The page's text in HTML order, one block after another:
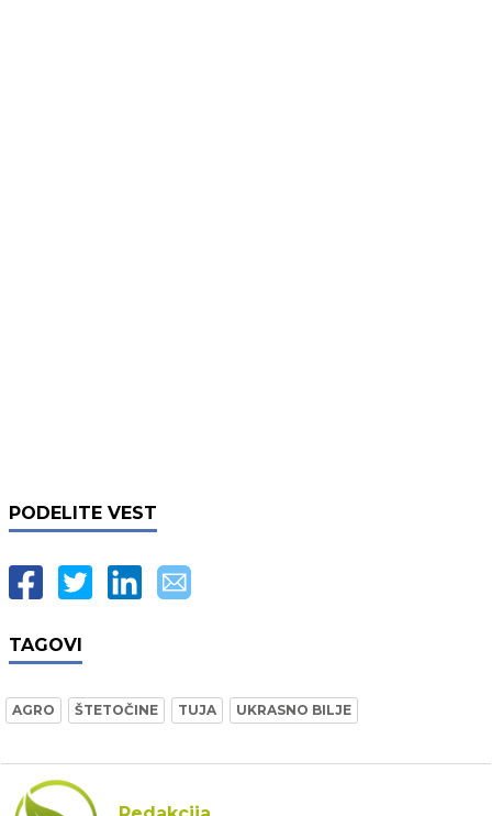
PODELITE VEST
TAGOVI
AGRO ŠTETOČINE TUJA UKRASNO BILJE